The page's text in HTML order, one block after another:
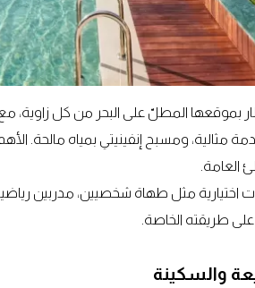
مثالية، ومسبح إنفينيتي بمياه مالحة.
العامة.
مثل طهاة شخصيين، مدربين
طريقته الخاصة.